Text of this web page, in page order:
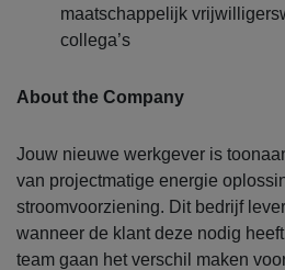
maatschappelijk
collega’s
About the Company
Jouw nieuwe werkgever is
van projectmatige energie
stroomvoorziening. Dit bedrijf
wanneer de klant deze nodig
team gaan het verschil maken